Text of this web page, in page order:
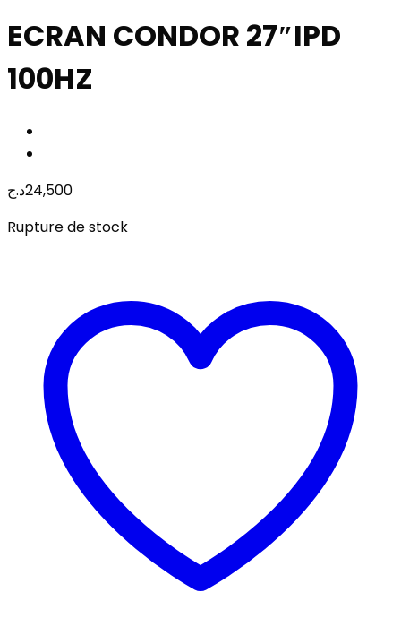
ECRAN CONDOR 27″IPD
100HZ
24,500د.ج
Rupture de stock